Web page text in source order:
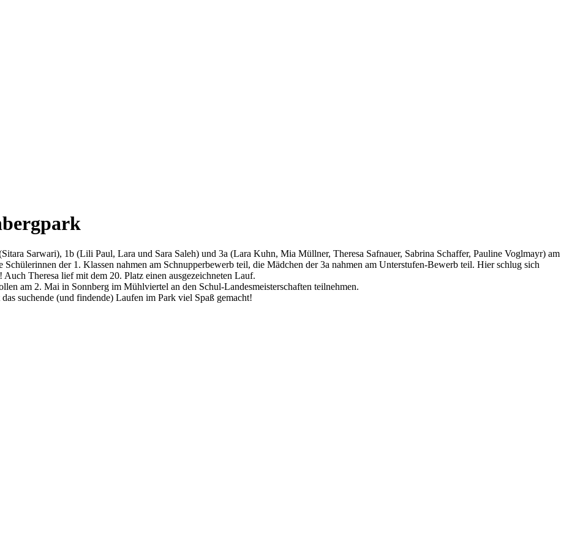
Sarwari), 1b (Lili Paul, Lara und Sara Saleh) und 3a (Lara Kuhn, Mia Müllner, Theresa Safnauer, Sabrina Schaffer, Pauline Voglmayr) am
der 1. Klassen nahmen am Schnupperbewerb teil, die Mädchen der 3a nahmen am Unterstufen-Bewerb teil. Hier schlug sich
Theresa lief mit dem 20. Platz einen ausgezeichneten Lauf.
am 2. Mai in Sonnberg im Mühlviertel an den Schul-Landesmeisterschaften teilnehmen.
suchende (und findende) Laufen im Park viel Spaß gemacht!